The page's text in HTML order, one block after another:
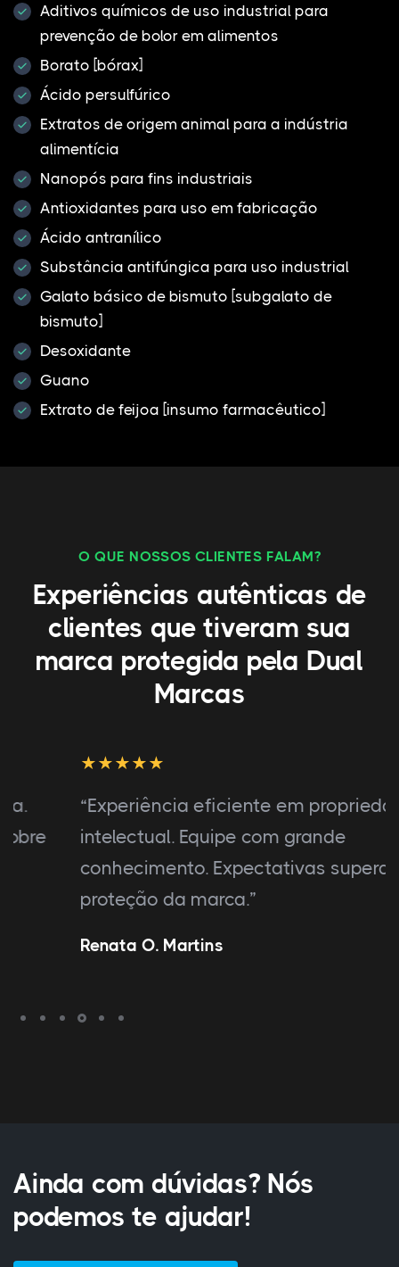
Aditivos químicos de uso industrial para
prevenção de bolor em alimentos
Borato [bórax]
Ácido persulfúrico
Extratos de origem animal para a indústria
alimentícia
Nanopós para fins industriais
Antioxidantes para uso em fabricação
Ácido antranílico
Substância antifúngica para uso industrial
Galato básico de bismuto [subgalato de
bismuto]
Desoxidante
Guano
Extrato de feijoa [insumo farmacêutico]
O QUE NOSSOS CLIENTES FALAM?
Experiências autênticas de
clientes que tiveram sua
marca protegida pela Dual
Marcas
“Experiência eficiente em propriedade
intelectual. Equipe com grande
conhecimento. Expectativas superadas na
proteção da marca.”
Renata O. Martins
Ainda com dúvidas? Nós
podemos te ajudar!